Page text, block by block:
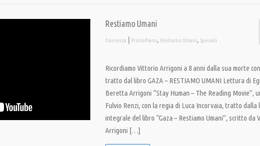
Restiamo Umani
francesca | PrimoPiano, Restiamo Umani, Speciali
Ricordiamo Vittorio Arrigoni a 8 anni dalla sua morte
tratto dal libro GAZA – RESTIAMO UMANI Lettura di
Beretta Arrigoni “Stay Human – The Reading Movie”,
Fulvio Renzi, con la regia di Luca Incorvaia, tratto dalla
integrale del libro “Gaza – Restiamo Umani”, scritto da
Arrigoni […]